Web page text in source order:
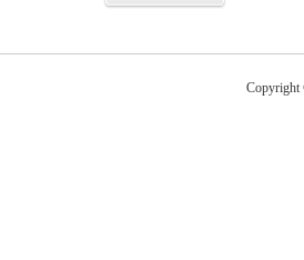
Copyright